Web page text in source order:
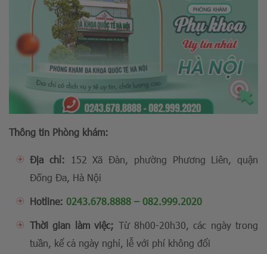
Thông tin Phòng khám:
Địa chỉ: 152 Xã Đàn, phường Phương Liên, quận
Đống Đa, Hà Nội
Hotline: 0243.678.8888 –082.999.2020
Thời gian làm việc; Từ 8h00-20h30, các ngày trong
tuần, kể cả ngày nghỉ, lễ với phí không đổi